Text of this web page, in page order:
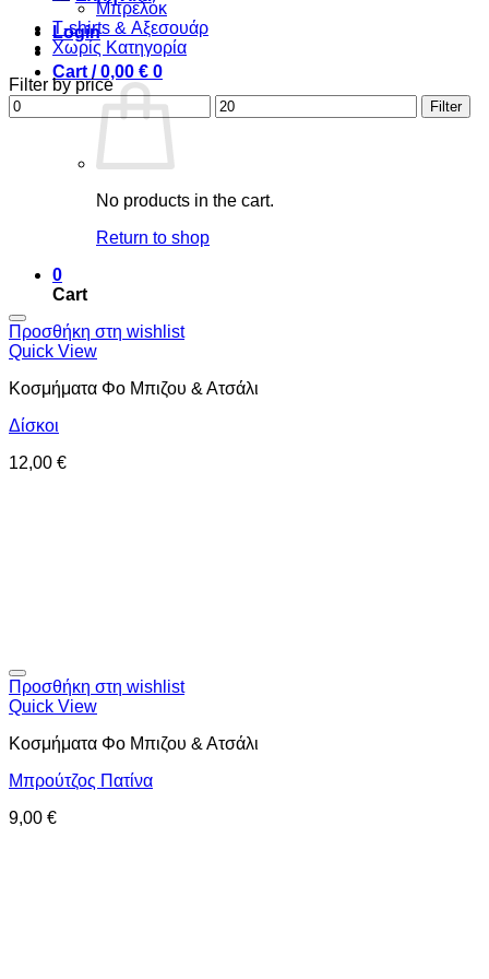
Login
Cart /0,00 € 0
No products in the cart.
Return to shop
0
Cart
Μπρελόκ
Τ-shirts & Αξεσουάρ
Χωρίς Κατηγορία
Filter by price
Min
price
Max
price
Filter
Προσθήκη στη wishlist
Quick View
Κοσμήματα Φο Μπιζου & Ατσάλι
Δίσκοι
12,00 €
Προσθήκη στη wishlist
Quick View
Κοσμήματα Φο Μπιζου & Ατσάλι
Μπρούτζος Πατίνα
9,00 €